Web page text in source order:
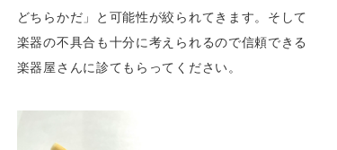
どちらかだ」と可能性が絞られてきます。そして
楽器の不具合も十分に考えられるので信頼できる
楽器屋さんに診てもらってください。